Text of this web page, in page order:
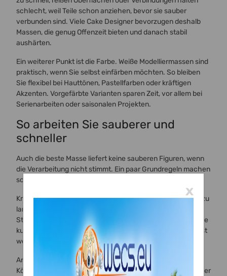
schlecht, weil Teile schon anziehen, bevor sie sauber
verbunden sind. Viele Cake Designer bevorzugen deshalb
Massen, die genug Offenzeit bieten und danach stabil
aushärten.
Ein weiterer Punkt ist die Farbe. Weiße Modelliermassen sind
praktisch, wenn Sie selbst einfärben möchten. So bleiben
Sie flexibel bei Hauttönen, Pastellfarben oder kräftigen
Akzenten. Vorgefärbte Varianten sparen Zeit, vor allem bei
Serienarbeiten oder saisonalen Projekten.
So arbeiten Sie sauberer und
schneller
Auch die beste Masse liefert keine sauberen Figuren, wenn
die Verarbeitung nicht stimmt. Ein paar Grundregeln machen
sofort einen sichtbaren Unterschied.
Kneten Sie die Masse immer kurz geschmeidig, aber nicht zu
lange. Zu stark erwärmtes Material wird weich und verliert
Stand. Wenn Sie merken, dass Teile klebrig werden, hilft eine
kurze Pause. Gerade unter warmen Küchenbedingungen ist
weniger oft mehr.
Arbeiten Sie größere Figuren in Etappen. Erst Beine und
Körper trocknen lassen, dann Kopf und Details ergänzen. Wer
x